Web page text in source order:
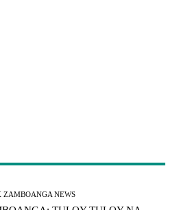
ZAMBOANGA NEWS